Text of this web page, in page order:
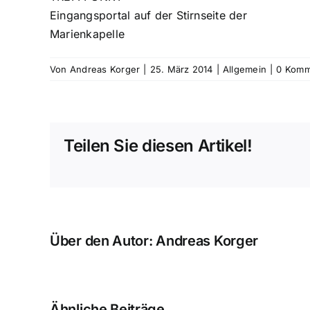
Eingangsportal auf der Stirnseite der
Marienkapelle
Von Andreas Korger 25. März 2014 Allgemein 0
Teilen Sie diesen Artikel!
Über den Autor: Andreas Korger